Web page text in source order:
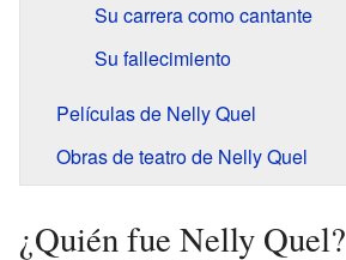
Su carrera como cantante
Su fallecimiento
Películas de Nelly Quel
Obras de teatro de Nelly Quel
¿Quién fue Nelly Quel?